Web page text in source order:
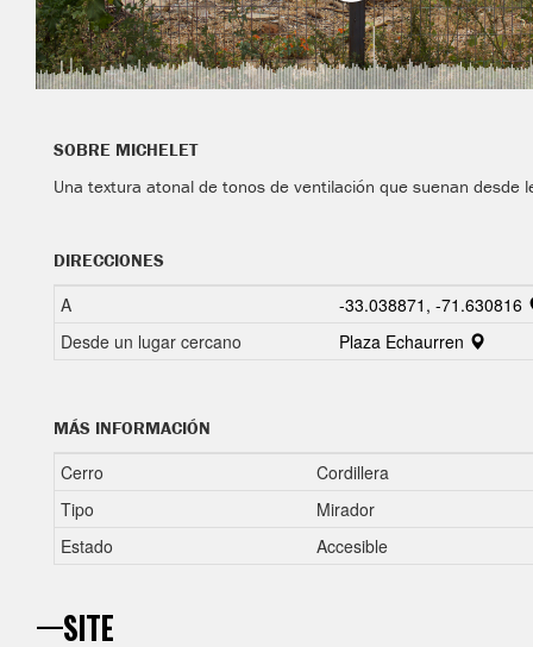
SOBRE MICHELET
Una textura atonal de tonos de ventilación que suenan desde
DIRECCIONES
A
-33.038871, -71.630816
Desde un lugar cercano
Plaza Echaurren
MÁS INFORMACIÓN
Cerro
Cordillera
Tipo
Mirador
Estado
Accesible
—site